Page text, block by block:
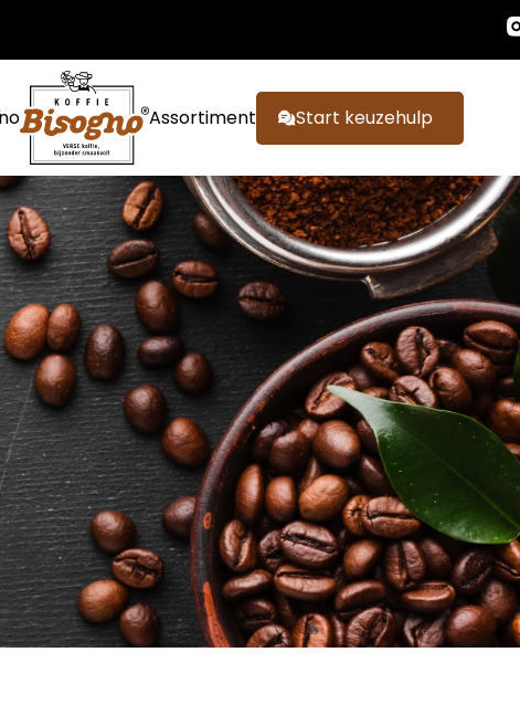
Assortiment Start keuzehulp